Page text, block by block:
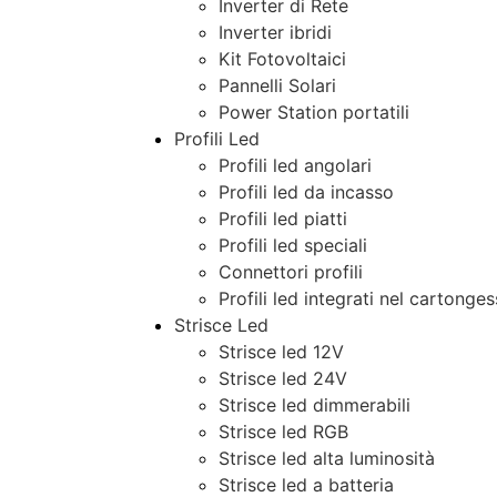
Inverter di Rete
Inverter ibridi
Kit Fotovoltaici
Pannelli Solari
Power Station portatili
Profili Led
Profili led angolari
Profili led da incasso
Profili led piatti
Profili led speciali
Connettori profili
Profili led integrati nel
Strisce Led
Strisce led 12V
Strisce led 24V
Strisce led dimmerabili
Strisce led RGB
Strisce led alta luminosità
Strisce led a batteria